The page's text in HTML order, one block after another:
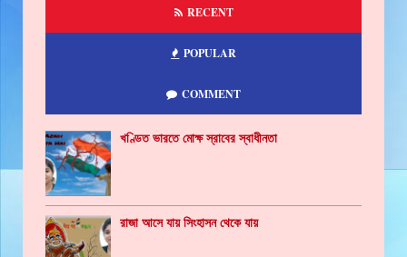
RECENT
POPULAR
COMMENT
খণ্ডিত ভারতে মোক্ষ স্রাবের স্বাধীনতা
রাজা আসে যায় সিংহাসন থেকে যায়